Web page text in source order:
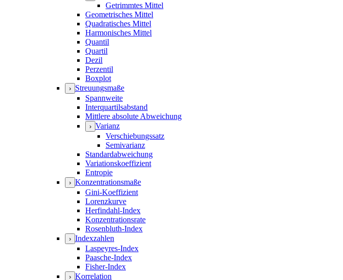
Getrimmtes Mittel
Geometrisches Mittel
Quadratisches Mittel
Harmonisches Mittel
Quantil
Quartil
Dezil
Perzentil
Boxplot
› Streuungsmaße
Spannweite
Interquartilsabstand
Mittlere absolute Abweichung
› Varianz
Verschiebungssatz
Semivarianz
Standardabweichung
Variationskoeffizient
Entropie
› Konzentrationsmaße
Gini-Koeffizient
Lorenzkurve
Herfindahl-Index
Konzentrationsrate
Rosenbluth-Index
› Indexzahlen
Laspeyres-Index
Paasche-Index
Fisher-Index
› Korrelation